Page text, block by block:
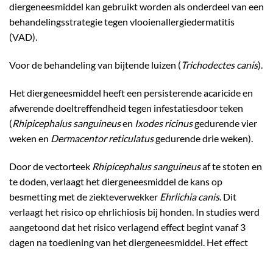
diergeneesmiddel kan gebruikt worden als onderdeel van een
behandelingsstrategie tegen vlooienallergiedermatitis
(VAD).
Voor de behandeling van bijtende luizen (Trichodectes canis).
Het diergeneesmiddel heeft een persisterende acaricide en
afwerende doeltreffendheid tegen infestatiesdoor teken
(Rhipicephalus sanguineusen Ixodes ricinusgedurende vier
weken en Dermacentor reticulatusgedurende drie weken).
Door de vectorteek Rhipicephalus sanguineusaf te stoten en
te doden, verlaagt het diergeneesmiddel de kans op
besmetting met de ziekteverwekker Ehrlichia canis. Dit
verlaagt het risico op ehrlichiosis bij honden. In studies werd
aangetoond dat het risico verlagend effect begint vanaf 3
dagen na toediening van het diergeneesmiddel. Het effect